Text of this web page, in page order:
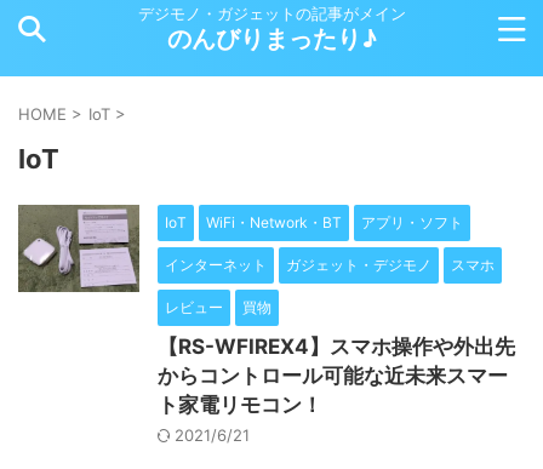
デジモノ・ガジェットの記事がメイン
のんびりまったり♪
HOME > IoT >
IoT
IoT WiFi・Network・BT アプリ・ソフト
インターネット ガジェット・デジモノ スマホ
レビュー 買物
【RS-WFIREX4】スマホ操作や外出先
からコントロール可能な近未来スマー
ト家電リモコン！
2021/6/21